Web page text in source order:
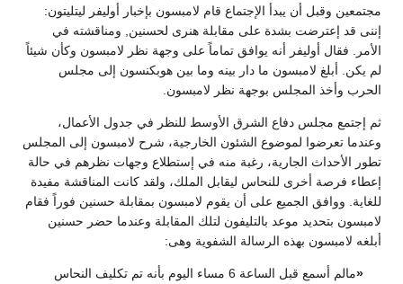
مجتمعين وقبل أن يبدأ الإجتماع قام لامبسون بإخبار أوليفر ليتليتون:
إننى قد إعترضت بشدة على مقابلة هنرى لحسنين, ومناقشته في
الأمر. فقال أوليفر أنه يوافق تماماً على وجهة نظر لامبسون وكأن شيئاً
لم يكن. أبلغ لامبسون ما دار بينه وما بين هوبكنسون إلى مجلس
الحرب وأخذ المجلس بوجهة نظر لامبسون.
ثم إجتمع مجلس دفاع الشرق الأوسط للنظر في جدول الأعمال،
وعندما تعرضوا لموضوع الشئون الخارجية، شرح لامبسون إلى المجلس
تطور الأحداث الجارية، رغبة منه في إستطلاع وجهات نظرهم في حالة
إعطاء فرصة أخرى للنحاس ليقابل الملك، ولقد كانت المناقشة مفيدة
للغاية. ووافق الجميع على أن يقوم لامبسون بمقابلة حسنين فوراً فقام
لامبسون بتحديد موعد بالتليفون لتلك المقابلة وعندما حضر حسنين
أبلغه لامبسون بهذه الرسالة الشفوية وهى:
«
مالم أسمع قبل الساعة 6 مساء اليوم بأنه تم تكليف النحاس